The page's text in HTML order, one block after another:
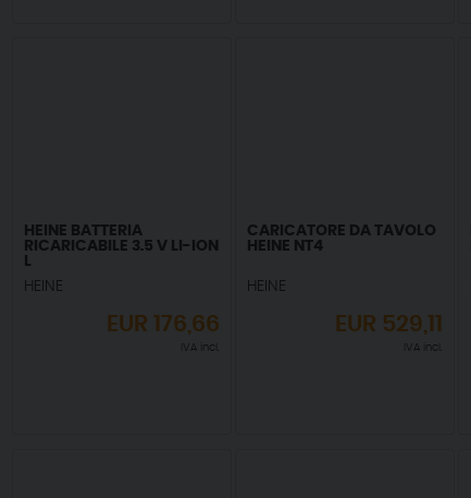
HEINE BATTERIA
RICARICABILE 3.5 V LI-ION
L
HEINE
EUR176,66
IVA incl.
CARICATORE DA TAVOLO
HEINE NT4
HEINE
EUR 529,11
IVA incl.